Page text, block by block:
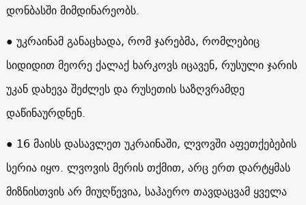
დონბასში მიმდინარეობს.
● უკრაინამ განაცხადა, რომ ჯარებმა, რომლებიც
სიდიდით მეორე ქალაქ ხარკოვს იცავენ, რუსული ჯარის
უკან დახევა შეძლეს და რუსეთის საზღვრამდე
დაწინაურდნენ.
● 16 მაისს დასავლეთ უკრაინაში, ლვოვში აფეთქებების
სერია იყო. ლვოვის მერის თქმით, არც ერთ დარტყმას
მიზნისთვის არ მიუღწევია, საჰაერო თავდაცვამ ყველა